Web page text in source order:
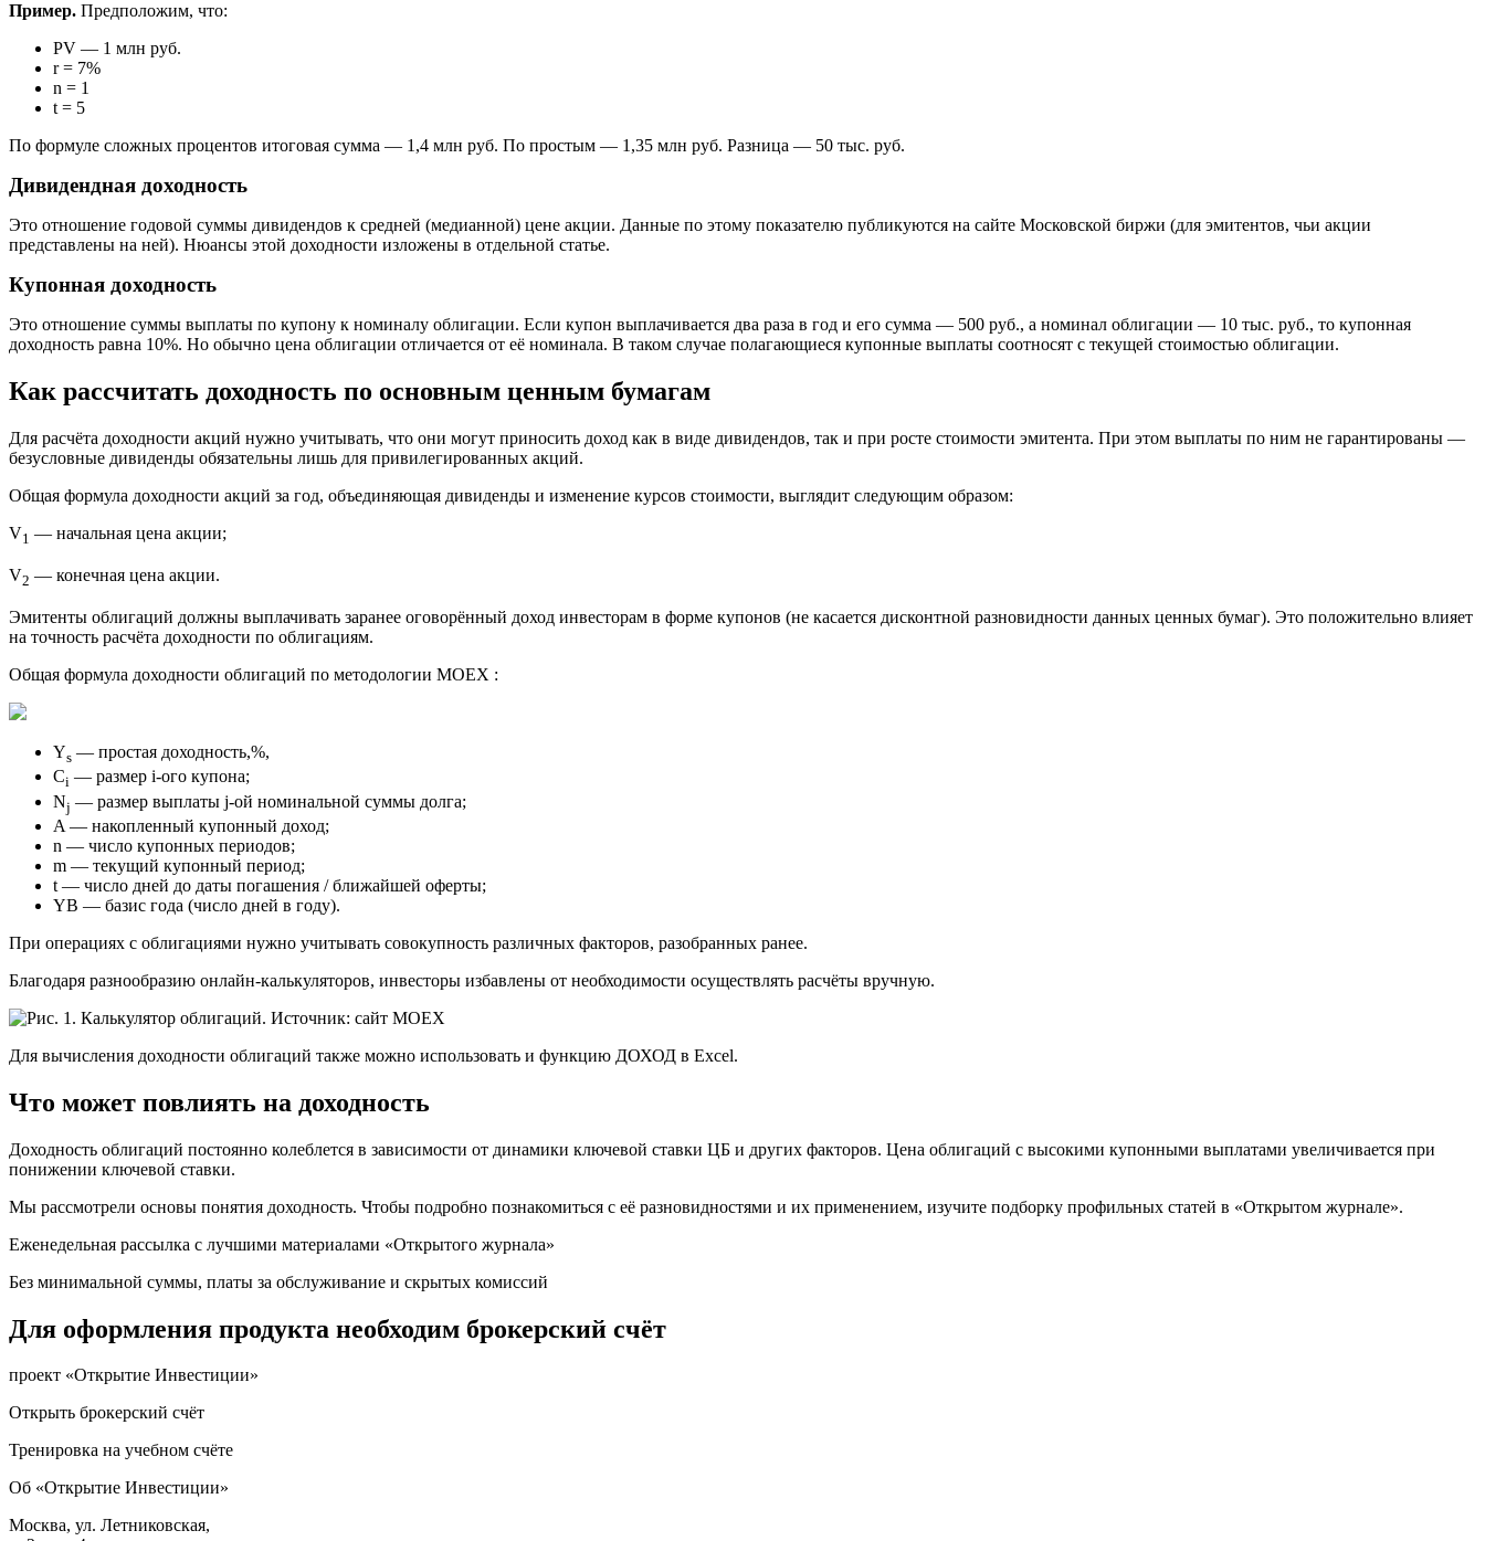
Пример. Предположим, что:
PV — 1 млн руб.
r = 7%
n = 1
t = 5
По формуле сложных процентов итоговая сумма — 1,4 млн руб. По простым — 1,35 млн руб. Разница — 50 тыс. руб.
Дивидендная доходность
Это отношение годовой суммы дивидендов к средней (медианной) цене акции. Данные по этому показателю публикуются на сайте Московской биржи (для эмитентов, чьи акции
представлены на ней). Нюансы этой доходности изложены в отдельной статье.
Купонная доходность
Это отношение суммы выплаты по купону к номиналу облигации. Если купон выплачивается два раза в год и его сумма — 500 руб., а номинал облигации — 10 тыс. руб., то купонная
доходность равна 10%. Но обычно цена облигации отличается от её номинала. В таком случае полагающиеся купонные выплаты соотносят с текущей стоимостью облигации.
Как рассчитать доходность по основным ценным бумагам
Для расчёта доходности акций нужно учитывать, что они могут приносить доход как в виде дивидендов, так и при росте стоимости эмитента. При этом выплаты по ним не гарантированы —
безусловные дивиденды обязательны лишь для привилегированных акций.
Общая формула доходности акций за год, объединяющая дивиденды и изменение курсов стоимости, выглядит следующим образом:
V1 — начальная цена акции;
V2 — конечная цена акции.
Эмитенты облигаций должны выплачивать заранее оговорённый доход инвесторам в форме купонов (не касается дисконтной разновидности данных ценных бумаг). Это положительно влияет
на точность расчёта доходности по облигациям.
Общая формула доходности облигаций по методологии MOEX :
Ys — простая доходность,%,
Ci — размер i-ого купона;
Nj — размер выплаты j-ой номинальной суммы долга;
A — накопленный купонный доход;
n — число купонных периодов;
m — текущий купонный период;
t — число дней до даты погашения / ближайшей оферты;
YB — базис года (число дней в году).
При операциях с облигациями нужно учитывать совокупность различных факторов, разобранных ранее.
Благодаря разнообразию онлайн-калькуляторов, инвесторы избавлены от необходимости осуществлять расчёты вручную.
Для вычисления доходности облигаций также можно использовать и функцию ДОХОД в Excel.
Что может повлиять на доходность
Доходность облигаций постоянно колеблется в зависимости от динамики ключевой ставки ЦБ и других факторов. Цена облигаций с высокими купонными выплатами увеличивается при
понижении ключевой ставки.
Мы рассмотрели основы понятия доходность. Чтобы подробно познакомиться с её разновидностями и их применением, изучите подборку профильных статей в «Открытом журнале».
Еженедельная рассылка с лучшими материалами «Открытого журнала»
Без минимальной суммы, платы за обслуживание и скрытых комиссий
Для оформления продукта необходим брокерский счёт
проект «Открытие Инвестиции»
Открыть брокерский счёт
Тренировка на учебном счёте
Об «Открытие Инвестиции»
Москва, ул. Летниковская,